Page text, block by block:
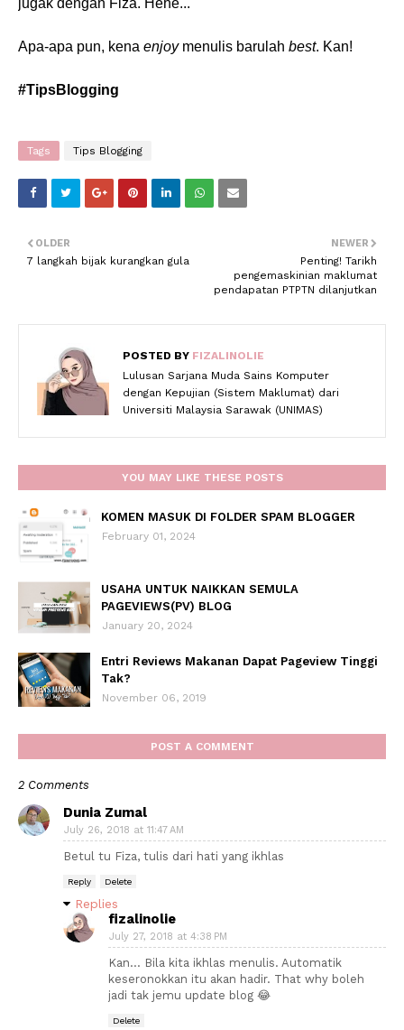
jugak dengan Fiza. Hehe...
Apa-apa pun, kena enjoymenulis barulah best. Kan!
#TipsBlogging
Tags Tips Blogging
NEWER
Penting! Tarikh
pengemaskinian maklumat
pendapatan PTPTN dilanjutkan
OLDER
7 langkah bijak kurangkan gula
POSTED BY FIZALINOLIE
Lulusan Sarjana Muda Sains Komputer
dengan Kepujian (Sistem Maklumat) dari
Universiti Malaysia Sarawak (UNIMAS)
YOU MAY LIKE THESE POSTS
KOMEN MASUK DI FOLDER SPAM BLOGGER
February 01, 2024
USAHA UNTUK NAIKKAN SEMULA
PAGEVIEWS(PV) BLOG
January 20, 2024
Entri Reviews Makanan Dapat Pageview Tinggi
Tak?
November 06, 2019
POST A COMMENT
2 Comments
Dunia Zumal
July 26, 2018 at 11:47 AM
Betul tu Fiza, tulis dari hati yang ikhlas
Reply Delete
Replies
fizalinolie
July 27, 2018 at 4:38 PM
Kan... Bila kita ikhlas menulis. Automatik
keseronokkan itu akan hadir. That why boleh
jadi tak jemu update blog 😂
Delete